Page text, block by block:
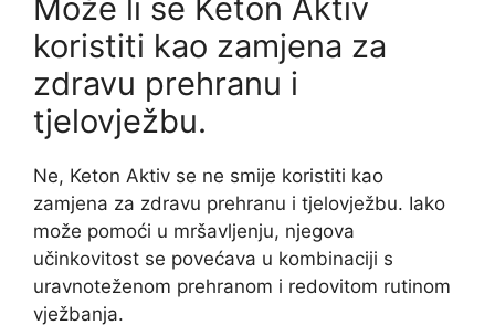
Može li se Keton Aktiv
koristiti kao zamjena za
zdravu prehranu i
tjelovježbu.
Ne, Keton Aktiv se ne smije koristiti kao
zamjena za zdravu prehranu i tjelovježbu. Iako
može pomoći u mršavljenju, njegova
učinkovitost se povećava u kombinaciji s
uravnoteženom prehranom i redovitom rutinom
vježbanja.